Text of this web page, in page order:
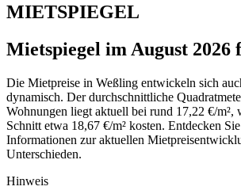
MIETSPIEGEL
Mietspiegel im August 2026
Die Mietpreise in Weßling entwickeln sich
dynamisch. Der durchschnittliche
Wohnungen liegt aktuell bei rund 17,22 €/m²,
Schnitt etwa 18,67 €/m² kosten. Entdecken
Informationen zur aktuellen
Unterschieden.
Hinweis